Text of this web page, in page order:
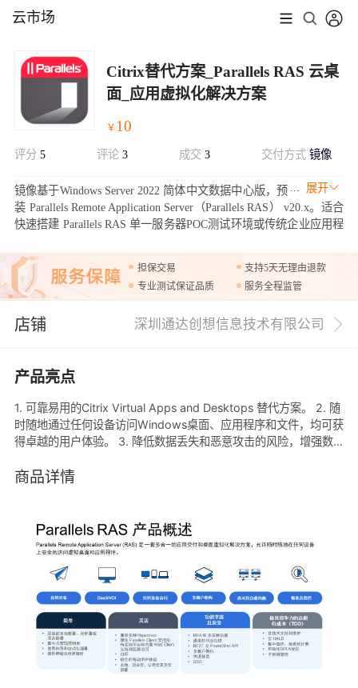
云市场
Citrix替代方案_Parallels RAS 云桌
面_应用虚拟化解决方案
￥ 10
评分 5 评论 3 成交 3 交付方式镜像
展开
镜像基于Windows Server 2022 简体中文数据中心版，预
装 Parallels Remote Application Server（Parallels RAS） v20.x。适合
快速搭建 Parallels RAS 单一服务器POC测试环境或传统企业应用程
担保交易
支持5天无理由退款
专业测试保证品质
服务全程监管
店铺 深圳通达创想信息技术有限公司
产品亮点
1. 可靠易用的Citrix Virtual Apps and Desktops 替代方案。 2. 随
时随地通过任何设备访问Windows桌面、应用程序和文件，均可获
得卓越的用户体验。 3. 降低数据丢失和恶意攻击的风险，增强数
IT敏捷性。 5. 纯软件解决方案，易于部署、配置和维护。 6. All In
商品详情